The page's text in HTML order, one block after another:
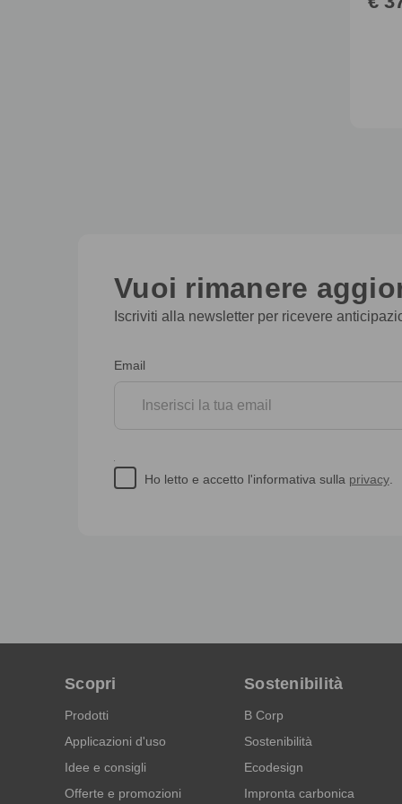
Vuoi rimanere
Iscriviti alla newsletter per ricevere
Iscrizione
newsletter
Email
Ho letto e accetto l'informativa sulla privacy.
Scopri
Prodotti
Applicazioni d'uso
Idee e consigli
Offerte e promozioni
Sostenibilità
B Corp
Sostenibilità
Ecodesign
Impronta carbonica